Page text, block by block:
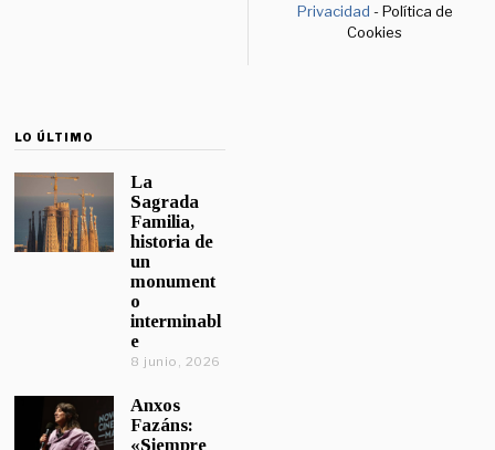
Privacidad - Política de
Cookies
LO ÚLTIMO
La
Sagrada
Familia,
historia de
un
monument
o
interminabl
e
8 junio, 2026
Anxos
Fazáns:
«Siempre